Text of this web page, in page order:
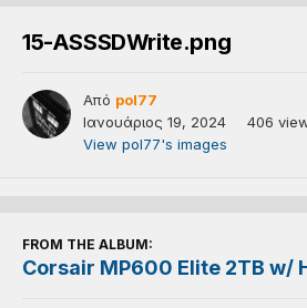
15-ASSSDWrite.png
Από pol77
Ιανουάριος 19, 2024
406
View pol77's images
FROM THE ALBUM:
Corsair MP600 Elite 2TB w/